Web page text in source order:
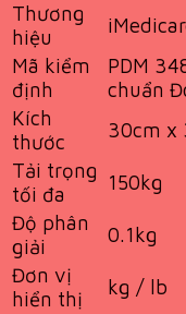
Thương
hiệu
Mã kiểm
định
PDM
chuẩn
Kích
thước
30cm x
Tải trọng
tối đa
150kg
Độ phân
giải
0.1kg
Đơn vị
hiển thị
kg / lb